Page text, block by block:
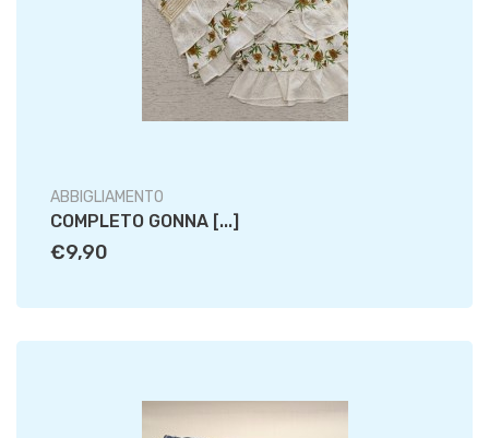
ABBIGLIAMENTO
COMPLETO GONNA [...]
€9,90